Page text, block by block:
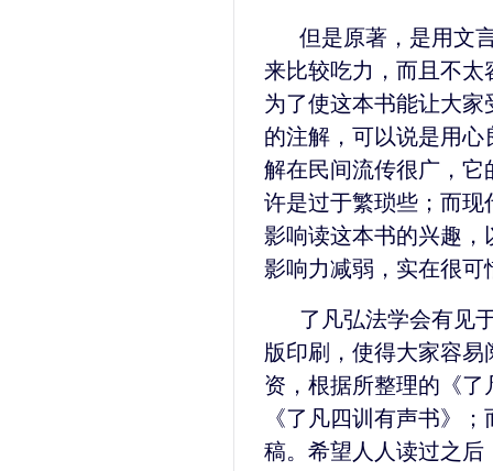
但是原著，是用文
来比较吃力，而且不
为了使这本书能让大
的注解，可以说是用
解在民间流传很广，
许是过于繁琐些；而
影响读这本书的兴趣
影响力减弱，实在很可
了凡弘法学会有见
版印刷，使得大家容
资，根据所整理的《
《了凡四训有声书》
稿。希望人人读过之后